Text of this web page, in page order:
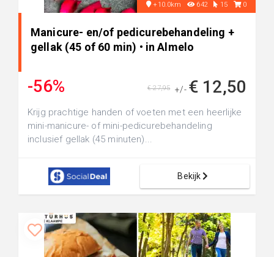
+10.0km 642 15 0
Manicure- en/of pedicurebehandeling +
gellak (45 of 60 min) • in Almelo
-56% +/- € 12,50
€ 27,95
Krijg prachtige handen of voeten met een heerlijke
mini-manicure- of mini-pedicurebehandeling
inclusief gellak (45 minuten)...
Bekijk